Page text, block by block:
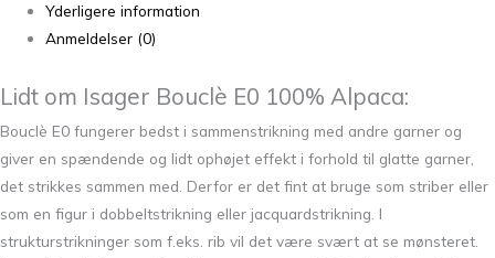
Yderligere information
Anmeldelser (0)
Lidt om Isager Bouclè E0 100% Alpaca:
Bouclè E0 fungerer bedst i sammenstrikning med andre garner og
giver en spændende og lidt ophøjet effekt i forhold til glatte garner,
det strikkes sammen med. Derfor er det fint at bruge som striber eller
som en figur i dobbeltstrikning eller jacquardstrikning. I
strukturstrikninger som f.eks. rib vil det være svært at se mønsteret.